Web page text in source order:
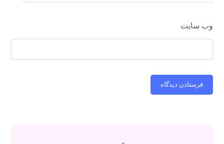
وب‌ سایت
فرستادن دیدگاه